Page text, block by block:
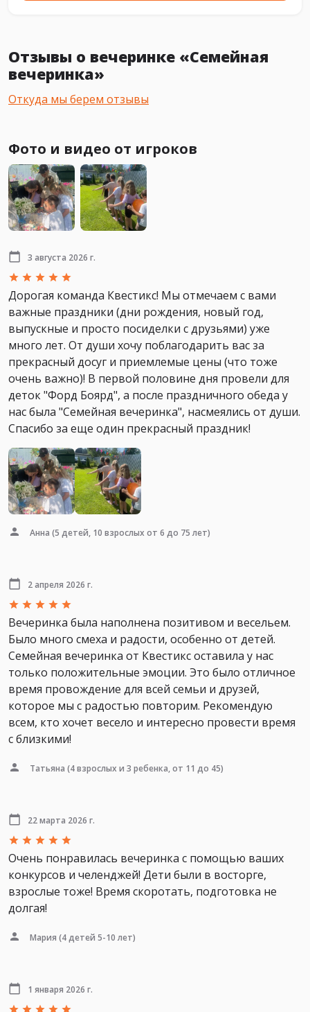
Отзывы о вечеринке «Семейная
вечеринка»
Откуда мы берем отзывы
Фото и видео от игроков
3 августа 2026 г.
Дорогая команда Квестикс! Мы отмечаем с вами
важные праздники (дни рождения, новый год,
выпускные и просто посиделки с друзьями) уже
много лет. От души хочу поблагодарить вас за
прекрасный досуг и приемлемые цены (что тоже
очень важно)! В первой половине дня провели для
деток "Форд Боярд", а после праздничного обеда у
нас была "Семейная вечеринка", насмеялись от души.
Спасибо за еще один прекрасный праздник!
Анна (5 детей, 10 взрослых от 6 до 75 лет)
2 апреля 2026 г.
Вечеринка была наполнена позитивом и весельем.
Было много смеха и радости, особенно от детей.
Семейная вечеринка от Квестикс оставила у нас
только положительные эмоции. Это было отличное
время провождение для всей семьи и друзей,
которое мы с радостью повторим. Рекомендую
всем, кто хочет весело и интересно провести время
с близкими!
Татьяна (4 взрослых и 3 ребенка, от 11 до 45)
22 марта 2026 г.
Очень понравилась вечеринка с помощью ваших
конкурсов и челенджей! Дети были в восторге,
взрослые тоже! Время скоротать, подготовка не
долгая!
Мария (4 детей 5-10 лет)
1 января 2026 г.